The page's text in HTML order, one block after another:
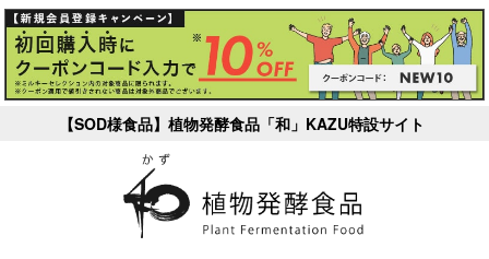
【SOD様食品】植物発酵食品「和」KAZU特設サイト